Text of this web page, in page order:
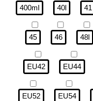
400ml 40l 41
45 46 48l
EU42 EU44
EU52 EU54